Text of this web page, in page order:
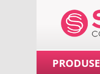
PRODUSE